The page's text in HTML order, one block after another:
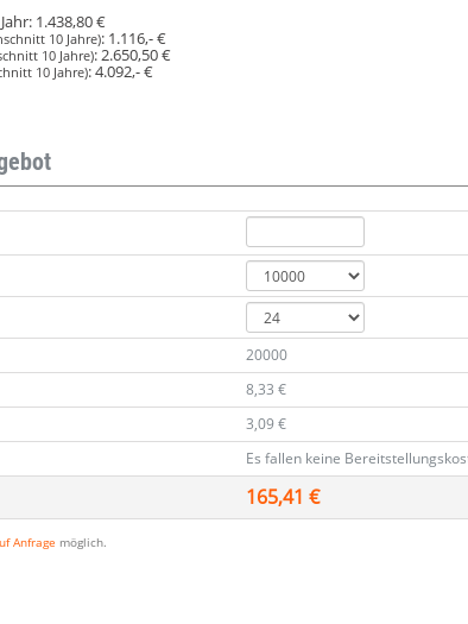
1.438,80 €
10 Jahre): 1.116,- €
10 Jahre):2.650,50 €
10 Jahre):4.092,- €
20000
8,33 €
3,09 €
Es fallen keine
165,41 €
Anfrage möglich.